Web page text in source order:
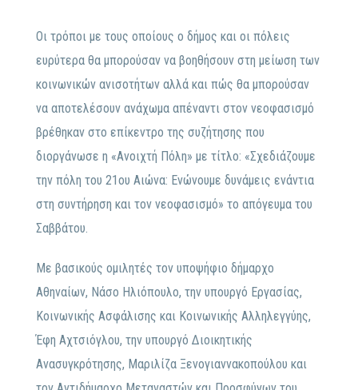
Οι τρόποι με τους οποίους ο δήμος και οι πόλεις
ευρύτερα θα μπορούσαν να βοηθήσουν στη μείωση των
κοινωνικών ανισοτήτων αλλά και πώς θα μπορούσαν
να αποτελέσουν ανάχωμα απέναντι στον νεοφασισμό
βρέθηκαν στο επίκεντρο της συζήτησης που
διοργάνωσε η «Ανοιχτή Πόλη» με τίτλο: «Σχεδιάζουμε
την πόλη του 21ου Αιώνα: Ενώνουμε δυνάμεις ενάντια
στη συντήρηση και τον νεοφασισμό» το απόγευμα του
Σαββάτου.
Με βασικούς ομιλητές τον υποψήφιο δήμαρχο
Αθηναίων, Νάσο Ηλιόπουλο, την υπουργό Εργασίας,
Κοινωνικής Ασφάλισης και Κοινωνικής Αλληλεγγύης,
Έφη Αχτσιόγλου, την υπουργό Διοικητικής
Ανασυγκρότησης, Μαριλίζα Ξενογιαννακοπούλου και